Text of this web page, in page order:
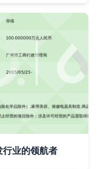
行业的领航者